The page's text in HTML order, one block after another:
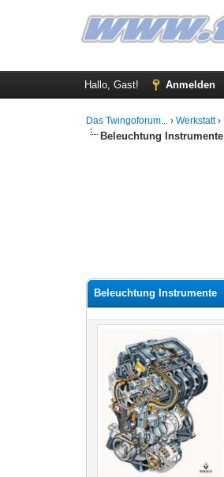
Hallo, Gast! Anmelden
Das Twingoforum... ›Werkstatt›
Beleuchtung Instrumente
Beleuchtung Instrumente